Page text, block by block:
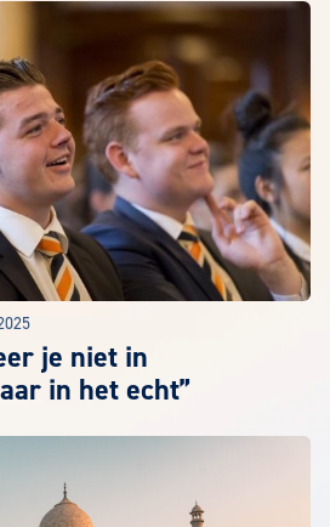
je niet in
in het echt”